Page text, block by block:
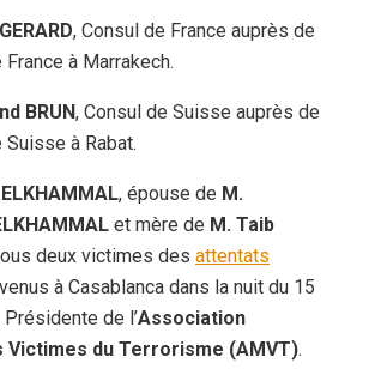
, Consul de France auprès de
France à Marrakech.
BRUN, Consul de Suisse auprès de
Suisse à Rabat.
, épouse de M.
et mère de M. Taib
deux victimes des attentats
à Casablanca dans la nuit du 15
de l’Association
Victimes du Terrorisme (AMVT).